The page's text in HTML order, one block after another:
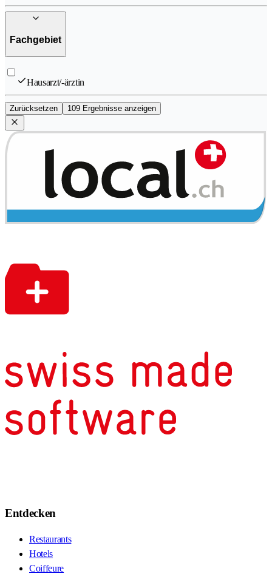
Fachgebiet
Hausarzt/-ärztin
Zurücksetzen 109 Ergebnisse anzeigen
Entdecken
Restaurants
Hotels
Coiffeure